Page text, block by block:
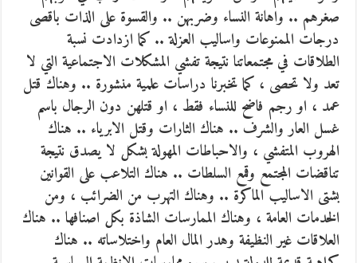
صغرهم .. واهانة النساء وضربهن .. والقسوة على الذات باقصى
درجات الممنوعات واساليب العزلة .. كما ازدادت نسبة
الطلاقات في مجتمعاتنا نتيجة تفشي المشكلات الاجتماعية التي لا
تعد ولا تحصى ، كما تخبرنا دراسات علمية منشورة .. وهناك قتل
عمد ، او رجم فاضح للنساء فقط ، او قتلهن دون الرجال باسم
غسل العار والشرف .. هناك الثارات وقتل الابرياء .. هناك
الهروب المتفشي ، والاحباطات المهولة بشكل لا يصدق نتيجة
تناقضات المجتمع وقمع السلطات .. هناك التلاعب على القوانين
بشتى الاساليب الماكرة .. وهناك التهرب من الضرائب ، ومن
الخدمات العامة ، وهناك الممارسات الشاذة بكل اصنافها .. هناك
العلاقات غير النظيفة وهدر المال العام واختلاساته .. هناك